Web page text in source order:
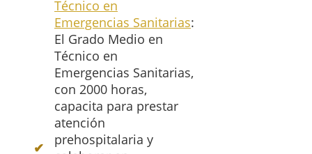
Técnico en
Emergencias Sanitarias:
El Grado Medio en
Técnico en
Emergencias Sanitarias,
con 2000 horas,
capacita para prestar
atención
prehospitalaria y